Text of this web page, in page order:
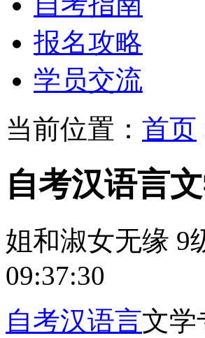
报名攻略
学员交流
当前位置： 首页
自考汉语言
姐和淑女无缘 9
09:37:30
自考汉语言文学